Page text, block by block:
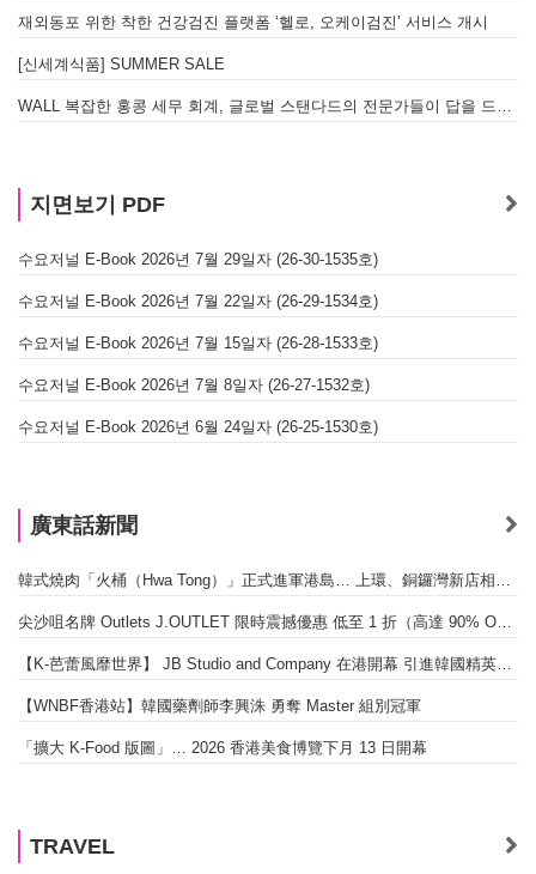
재외동포 위한 착한 건강검진 플랫폼 ‘헬로, 오케이검진’ 서비스 개시
[신세계식품] SUMMER SALE
WALL 복잡한 홍콩 세무 회계, 글로벌 스탠다드의 전문가들이 답을 드립니다! - 법인설립, 회계, 감사
지면보기 PDF
수요저널 E-Book 2026년 7월 29일자 (26-30-1535호)
수요저널 E-Book 2026년 7월 22일자 (26-29-1534호)
수요저널 E-Book 2026년 7월 15일자 (26-28-1533호)
수요저널 E-Book 2026년 7월 8일자 (26-27-1532호)
수요저널 E-Book 2026년 6월 24일자 (26-25-1530호)
廣東話新聞
韓式燒肉「火桶（Hwa Tong）」正式進軍港島… 上環、銅鑼灣新店相繼開幕
尖沙咀名牌 Outlets J.OUTLET 限時震撼優惠 低至 1 折（高達 90% OFF）
【K-芭蕾風靡世界】 JB Studio and Company 在港開幕 引進韓國精英芭蕾教育系統
【WNBF香港站】韓國藥劑師李興洙 勇奪 Master 組別冠軍
「擴大 K-Food 版圖」… 2026 香港美食博覽下月 13 日開幕
TRAVEL